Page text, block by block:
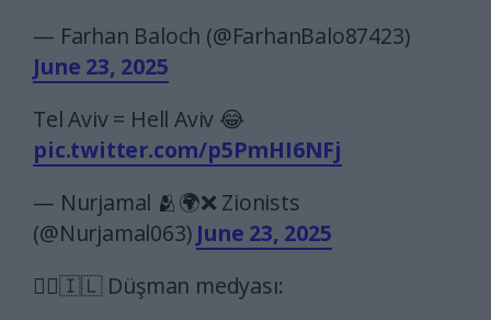
— Farhan Baloch (@FarhanBalo87423)
June 23, 2025
Tel Aviv = Hell Aviv 😂
pic.twitter.com/p5PmHI6NFj
— Nurjamal 🫂🌍❌ Zionists
(@Nurjamal063) June 23, 2025
🏴‍☠🇮🇱 Düşman medyası: